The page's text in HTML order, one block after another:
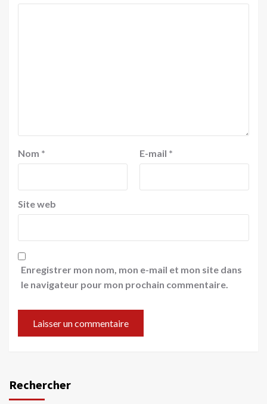
Nom * E-mail *
Site web
Enregistrer mon nom, mon e-mail et mon site dans
le navigateur pour mon prochain commentaire.
Rechercher